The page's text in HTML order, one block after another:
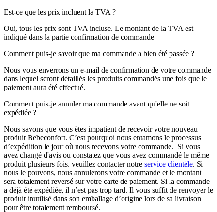
Est-ce que les prix incluent la TVA ?
Oui, tous les prix sont TVA incluse. Le montant de la TVA est
indiqué dans la partie confirmation de commande.
Comment puis-je savoir que ma commande a bien été passée ?
Nous vous enverrons un e-mail de confirmation de votre commande
dans lequel seront détaillés les produits commandés une fois que le
paiement aura été effectué.
Comment puis-je annuler ma commande avant qu'elle ne soit
expédiée ?
Nous savons que vous êtes impatient de recevoir votre nouveau
produit Bebeconfort. C’est pourquoi nous entamons le processus
d’expédition le jour où nous recevons votre commande. Si vous
avez changé d'avis ou constatez que vous avez commandé le même
produit plusieurs fois, veuillez contacter notre service clientèle. Si
nous le pouvons, nous annulerons votre commande et le montant
sera totalement reversé sur votre carte de paiement. Si la commande
a déjà été expédiée, il n’est pas trop tard. Il vous suffit de renvoyer le
produit inutilisé dans son emballage d’origine lors de sa livraison
pour être totalement remboursé.